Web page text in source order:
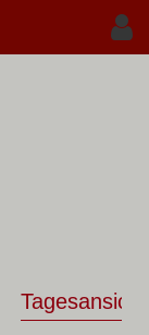
Tagesansicht